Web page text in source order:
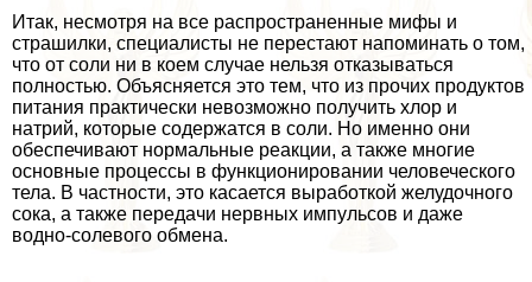
Итак, несмотря на все распространенные мифы и
страшилки, специалисты не перестают напоминать о том,
что от соли ни в коем случае нельзя отказываться
полностью. Объясняется это тем, что из прочих продуктов
питания пpaктически невозможно получить хлор и
натрий, которые содержатся в соли. Но именно они
обеспечивают нормальные реакции, а также многие
основные процессы в функционировании человеческого
тела. В частности, это касается выработкой желудочного
сока, а также передачи нервных импульсов и даже
водно-солевого обмена.